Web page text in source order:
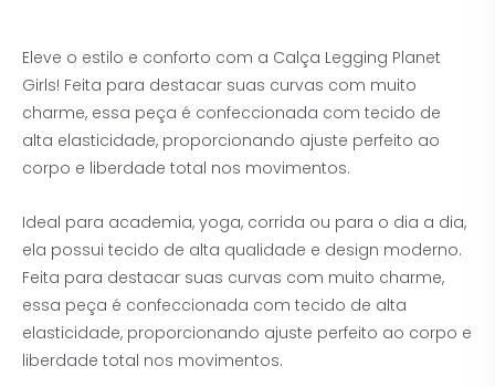
Eleve o estilo e conforto com a Calça Legging Planet
Girls! Feita para destacar suas curvas com muito
charme, essa peça é confeccionada com tecido de
alta elasticidade, proporcionando ajuste perfeito ao
corpo e liberdade total nos movimentos.
Ideal para academia, yoga, corrida ou para o dia a dia,
ela possui tecido de alta qualidade e design moderno.
Feita para destacar suas curvas com muito charme,
essa peça é confeccionada com tecido de alta
elasticidade, proporcionando ajuste perfeito ao corpo e
liberdade total nos movimentos.